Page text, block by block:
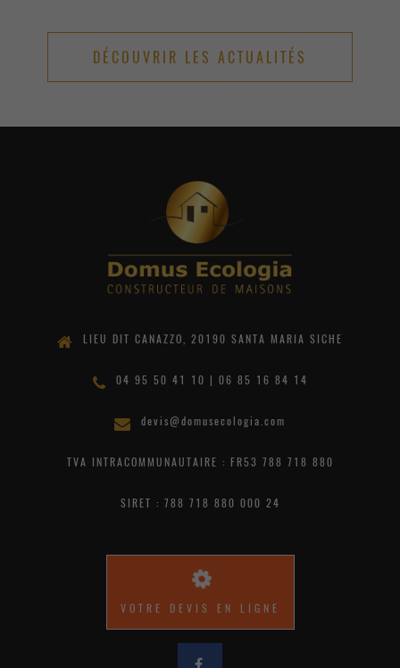
DÉCOUVRIR LES ACTUALITÉS
LIEU DIT CANAZZO, 20190 SANTA MARIA SICHE
04 95 50 41 10 | 06 85 16 84 14
devis@domusecologia.com
TVA INTRACOMMUNAUTAIRE : FR53 788 718 880
SIRET : 788 718 880 000 24
VOTRE DEVIS EN LIGNE